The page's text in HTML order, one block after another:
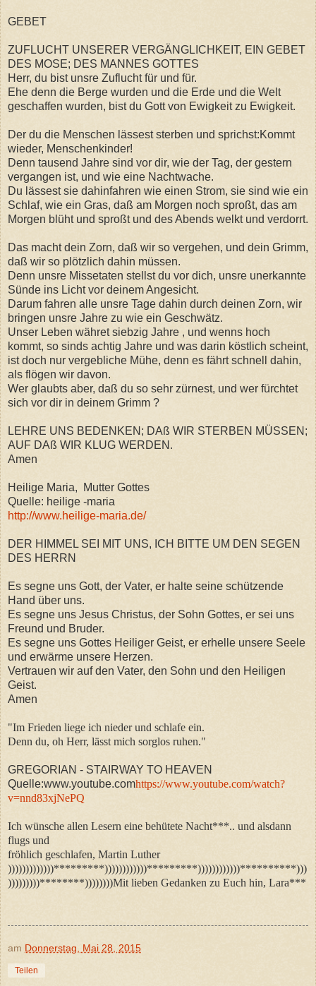
GEBET
ZUFLUCHT UNSERER VERGÄNGLICHKEIT, EIN GEBET
DES MOSE; DES MANNES GOTTES
Herr, du bist unsre Zuflucht für und für.
Ehe denn die Berge wurden und die Erde und die Welt
geschaffen wurden, bist du Gott von Ewigkeit zu Ewigkeit.
Der du die Menschen lässest sterben und sprichst:Kommt
wieder, Menschenkinder!
Denn tausend Jahre sind vor dir, wie der Tag, der gestern
vergangen ist, und wie eine Nachtwache.
Du lässest sie dahinfahren wie einen Strom, sie sind wie ein
Schlaf, wie ein Gras, daß am Morgen noch sproßt, das am
Morgen blüht und sproßt und des Abends welkt und verdorrt.
Das macht dein Zorn, daß wir so vergehen, und dein Grimm,
daß wir so plötzlich dahin müssen.
Denn unsre Missetaten stellst du vor dich, unsre unerkannte
Sünde ins Licht vor deinem Angesicht.
Darum fahren alle unsre Tage dahin durch deinen Zorn, wir
bringen unsre Jahre zu wie ein Geschwätz.
Unser Leben währet siebzig Jahre , und wenns hoch
kommt, so sinds achtig Jahre und was darin köstlich scheint,
ist doch nur vergebliche Mühe, denn es fährt schnell dahin,
als flögen wir davon.
Wer glaubts aber, daß du so sehr zürnest, und wer fürchtet
sich vor dir in deinem Grimm ?
LEHRE UNS BEDENKEN; DAß WIR STERBEN MÜSSEN;
AUF DAß WIR KLUG WERDEN.
Amen
Heilige Maria, Mutter Gottes
Quelle: heilige -maria
http://www.heilige-maria.de/
DER HIMMEL SEI MIT UNS, ICH BITTE UM DEN SEGEN
DES HERRN
Es segne uns Gott, der Vater, er halte seine schützende
Hand über uns.
Es segne uns Jesus Christus, der Sohn Gottes, er sei uns
Freund und Bruder.
Es segne uns Gottes Heiliger Geist, er erhelle unsere Seele
und erwärme unsere Herzen.
Vertrauen wir auf den Vater, den Sohn und den Heiligen
Geist.
Amen
"Im Frieden liege ich nieder und schlafe ein.
Denn du, oh Herr, lässt mich sorglos ruhen."
GREGORIAN - STAIRWAY TO HEAVEN
Quelle:www.youtube.comhttps://www.youtube.com/watch?
v=nnd83xjNePQ
Ich wünsche allen Lesern eine behütete Nacht***.. und alsdann
flugs und
fröhlich geschlafen, Martin Luther
)))))))))))))*********))))))))))))*********))))))))))))**********)))
)))))))))********))))))))Mit lieben Gedanken zu Euch hin, Lara***
am Donnerstag, Mai 28, 2015
Teilen